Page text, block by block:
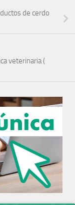
de cerdo
veterinaria (